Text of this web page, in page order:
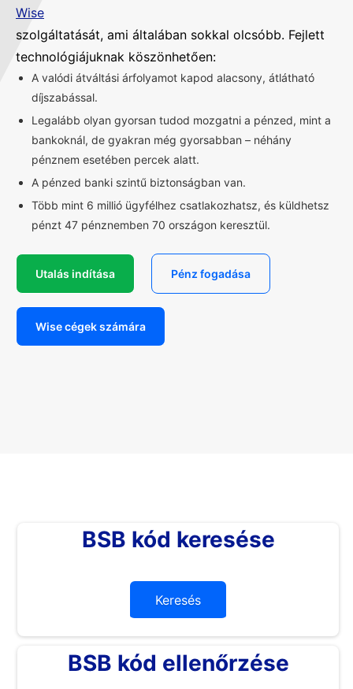
Wise
szolgáltatását, ami általában sokkal olcsóbb. Fejlett
technológiájuknak köszönhetően:
A valódi átváltási árfolyamot kapod alacsony, átlátható
díjszabással.
Legalább olyan gyorsan tudod mozgatni a pénzed, mint a
bankoknál, de gyakran még gyorsabban – néhány
pénznem esetében percek alatt.
A pénzed banki szintű biztonságban van.
Több mint 6 millió ügyfélhez csatlakozhatsz, és küldhetsz
pénzt 47 pénznemben 70 országon keresztül.
Utalás indítása Pénz fogadása
Wise cégek számára
BSB kód keresése
Keresés
BSB kód ellenőrzése